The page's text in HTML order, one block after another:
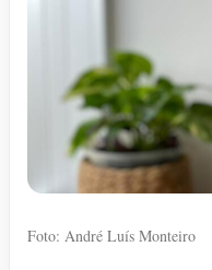
Foto: André Luís Monteiro